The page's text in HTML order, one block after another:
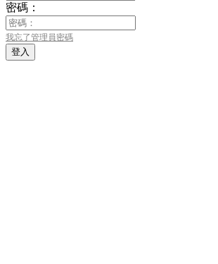
密碼：
我忘了管理員密碼
登入